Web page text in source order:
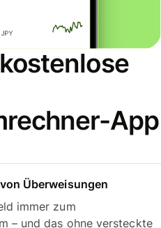
App
Überweisungen
immer zum
– und das ohne versteckte